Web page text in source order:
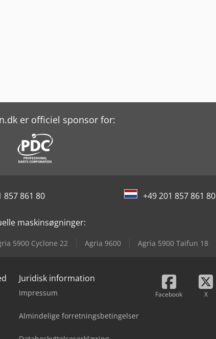
er officiel sponsor for:
857 861 80 +49 201 857 861 80
maskinsøgninger:
5900 Cyclone 22 Agria 9600 Agria 5900 Taifun 18
Juridisk information
Impressum
Almindelige forretningsbetingelser
Facebook X